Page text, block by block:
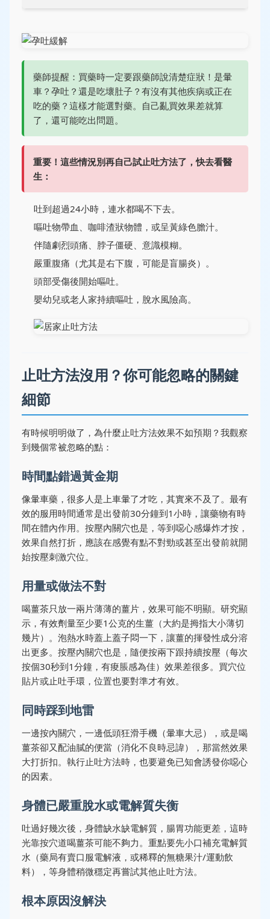
藥師提醒：買藥時一定要跟藥師說清楚症狀！是暈
車？孕吐？還是吃壞肚子？有沒有其他疾病或正在
吃的藥？這樣才能選對藥。自己亂買效果差就算
了，還可能吃出問題。
重要！這些情況別再自己試止吐方法了，快去看醫
生：
吐到超過24小時，連水都喝不下去。
嘔吐物帶血、咖啡渣狀物體，或呈黃綠色膽汁。
伴隨劇烈頭痛、脖子僵硬、意識模糊。
嚴重腹痛（尤其是右下腹，可能是盲腸炎）。
頭部受傷後開始嘔吐。
嬰幼兒或老人家持續嘔吐，脫水風險高。
止吐方法沒用？你可能忽略的關鍵
細節
有時候明明做了，為什麼止吐方法效果不如預期？我觀察
到幾個常被忽略的點：
時間點錯過黃金期
像暈車藥，很多人是上車暈了才吃，其實來不及了。最有
效的服用時間通常是出發前30分鐘到1小時，讓藥物有時
間在體內作用。按壓內關穴也是，等到噁心感爆炸才按，
效果自然打折，應該在感覺有點不對勁或甚至出發前就開
始按壓刺激穴位。
用量或做法不對
喝薑茶只放一兩片薄薄的薑片，效果可能不明顯。研究顯
示，有效劑量至少要1公克的生薑（大約是拇指大小薄切
幾片）。泡熱水時蓋上蓋子悶一下，讓薑的揮發性成分溶
出更多。按壓內關穴也是，隨便按兩下跟持續按壓（每次
按個30秒到1分鐘，有痠脹感為佳）效果差很多。買穴位
貼片或止吐手環，位置也要對準才有效。
同時踩到地雷
一邊按內關穴，一邊低頭狂滑手機（暈車大忌），或是喝
薑茶卻又配油膩的便當（消化不良時忌諱），那當然效果
大打折扣。執行止吐方法時，也要避免已知會誘發你噁心
的因素。
身體已嚴重脫水或電解質失衡
吐過好幾次後，身體缺水缺電解質，腸胃功能更差，這時
光靠按穴道喝薑茶可能不夠力。重點要先小口補充電解質
水（藥局有賣口服電解液，或稀釋的無糖果汁/運動飲
料），等身體稍微穩定再嘗試其他止吐方法。
根本原因沒解決